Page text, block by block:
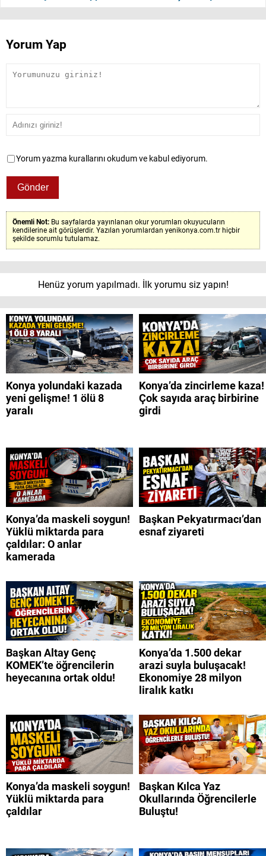
Yorum Yap
Yorum yazma kurallarını okudum ve kabul ediyorum.
Önemli Not: Bu sayfalarda yayınlanan okur yorumları okuyucuların
kendilerine ait görüşlerdir. Yazılan yorumlardan yenikonya.com.tr hiçbir
şekilde sorumlu tutulamaz.
Henüz yorum yapılmadı. İlk yorumu siz yapın!
Konya yolundaki kazada
yeni gelişme! 1 ölü 8
yaralı
Konya’da zincirleme kaza!
Çok sayıda araç birbirine
girdi
Konya’da maskeli soygun!
Yüklü miktarda para
çaldılar: O anlar
kamerada
Başkan Pekyatırmacı’dan
esnaf ziyareti
Başkan Altay Genç
KOMEK’te öğrencilerin
heyecanına ortak oldu!
Konya’da 1.500 dekar
arazi suyla buluşacak!
Ekonomiye 28 milyon
liralık katkı
Konya’da maskeli soygun!
Yüklü miktarda para
çaldılar
Başkan Kılca Yaz
Okullarında Öğrencilerle
Buluştu!